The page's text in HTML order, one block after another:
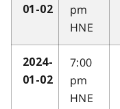
01-02
pm
HNE
2024-
01-02
7:00
pm
HNE